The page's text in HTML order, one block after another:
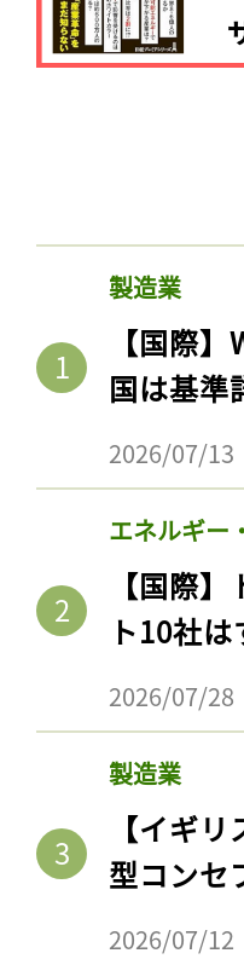
製造業
【国際
国は基準
2026/07/13
エネルギー
【国際
ト10社
2026/07/28
製造業
【イギ
型コンセ
2026/07/12